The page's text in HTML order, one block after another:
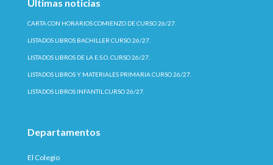
Últimas noticias
CARTA CON HORARIOS COMIENZO DE CURSO 26/27.
LISTADOS LIBROS BACHILLER CURSO 26/27.
LISTADOS LIBROS DE LA E.S.O. CURSO 26/27.
LISTADOS LIBROS Y MATERIALES PRIMARIA CURSO 26/27.
LISTADOS LIBROS INFANTIL CURSO 26/27.
Departamentos
El Colegio